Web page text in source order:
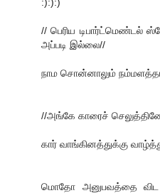
// பெரிய டிபார்ட்மெண்டல்
அப்படி இல்லை//
நாம சொன்னாலும்
//அங்கே காரைச்
கார் வாங்கினத்துக்கு
மொதோ அனுபவத்தை விட